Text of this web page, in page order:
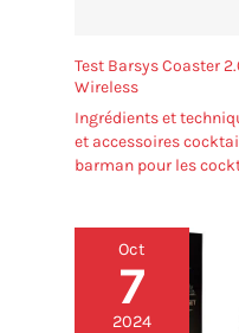
Test Barsys Coaster
Wireless
Ingrédients et
et accessoires
barman pour les
Oct
7
2024